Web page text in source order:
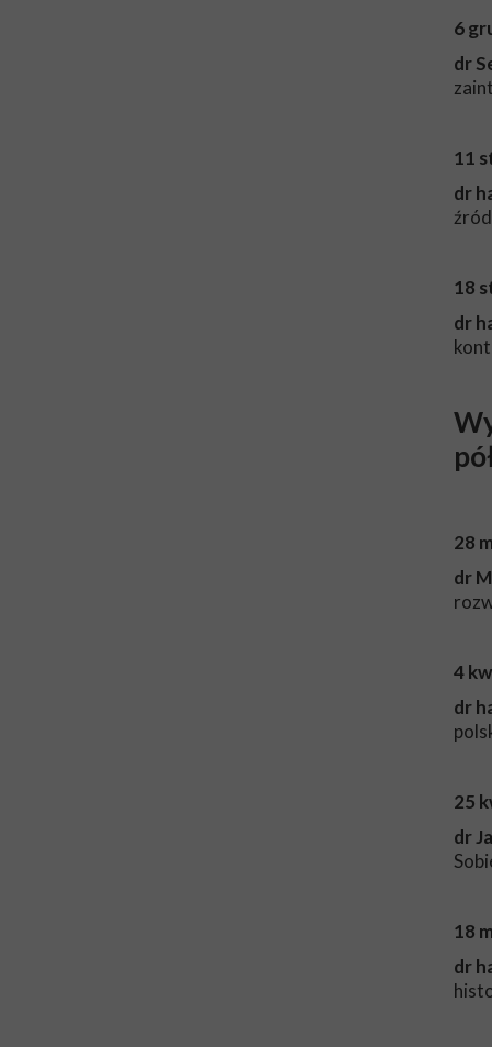
6
dr
11
dr
18
dr
28
dr
4
dr
25
dr
18
dr